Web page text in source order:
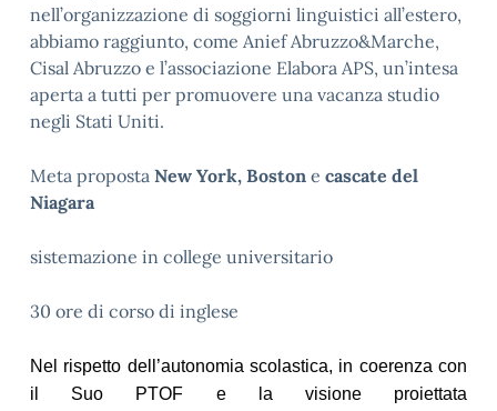
nell’organizzazione di soggiorni linguistici all’estero,
abbiamo raggiunto, come Anief Abruzzo&Marche,
Cisal Abruzzo e l’associazione Elabora APS, un’intesa
aperta a tutti per promuovere una vacanza studio
negli Stati Uniti.
Meta proposta New York, Boston e cascate del
Niagara
sistemazione in college universitario
30 ore di corso di inglese
Nel rispetto dell’autonomia scolastica, in coerenza con
il Suo PTOF e la visione proiettata